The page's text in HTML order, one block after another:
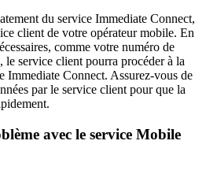
du service Immediate Connect,
client de votre opérateur mobile. En
comme votre numéro de
le service client pourra procéder à la
Immediate Connect. Assurez-vous de
par le service client pour que la
avec le service Mobile